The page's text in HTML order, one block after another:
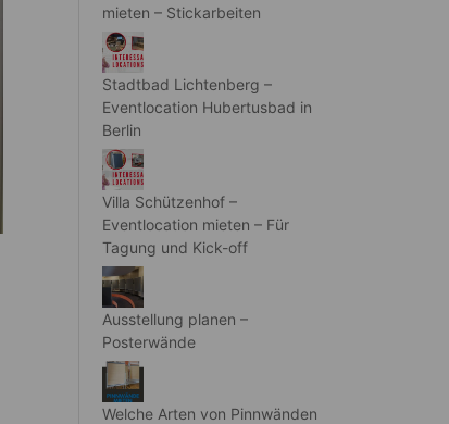
mieten – Stickarbeiten
Stadtbad Lichtenberg –
Eventlocation Hubertusbad in
Berlin
Villa Schützenhof –
Eventlocation mieten – Für
Tagung und Kick-off
Ausstellung planen –
Posterwände
Welche Arten von Pinnwänden